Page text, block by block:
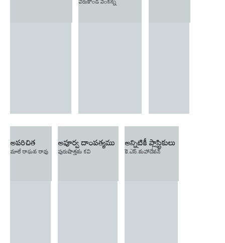
వేరుకొండ వెంకన్న
అపరిచిత
మాలే రాఘవ రావు
అపూర్వ దాంపత్యము
పురుషొత్తమ కవి
అన్నిటికీ ప్లాస్టికులు
కె.ఎస్.మహాదేవన్